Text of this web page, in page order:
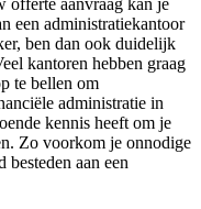
offerte aanvraag kan je
een administratiekantoor
ben dan ook duidelijk
kantoren hebben graag
te bellen om
administratie in
kennis heeft om je
Zo voorkom je onnodige
aan een